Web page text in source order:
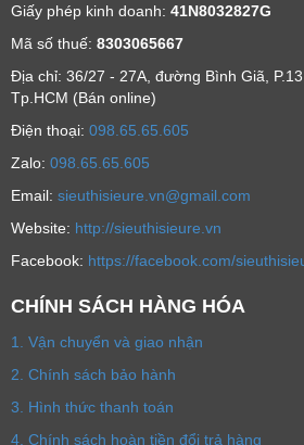
Giấy phép kinh doanh: 41N8032827G
Mã số thuế: 8303065667
Địa chỉ: 36/27 - 27A, đường Bình Giã,
Tp.HCM (Bán online)
Ðiện thoại: 098.65.65.605
Zalo: 098.65.65.605
Email: sieuthisieure.vn@gmail.com
Website: http://sieuthisieure.vn
Facebook: https://facebook.com/
CHÍNH SÁCH HÀNG HÓA
1. Vận chuyển và giao nhận
2. Chính sách bảo hành
3. Hình thức thanh toán
4. Chính sách hoàn tiền đổi trả hàng